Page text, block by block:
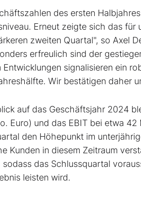
des ersten
Erneut zeigte sich das
zweiten Quartal", so Axel
erfreulich sind der
Entwicklungen signalisieren ein
Wir bestätigen daher
auf das Geschäftsjahr 2024
Euro) und das EBIT bei etwa
den Höhepunkt im
Kunden in diesem Zeitraum
sodass das Schlussquartal
leisten wird.